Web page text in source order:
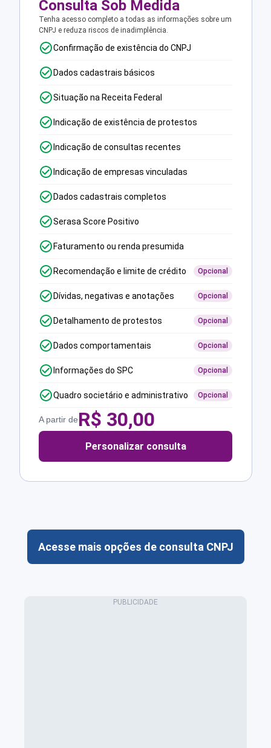
Consulta Sob Medida
Tenha acesso completo a todas as informações sobre um
CNPJ e reduza riscos de inadimplência.
Confirmação de existência do CNPJ
Dados cadastrais básicos
Situação na Receita Federal
Indicação de existência de protestos
Indicação de consultas recentes
Indicação de empresas vinculadas
Dados cadastrais completos
Serasa Score Positivo
Faturamento ou renda presumida
Recomendação e limite de crédito Opcional
Dívidas, negativas e anotações Opcional
Detalhamento de protestos Opcional
Dados comportamentais Opcional
Informações do SPC Opcional
Quadro societário e administrativo Opcional
A partir deR$ 30,00
Personalizar consulta
Acesse mais opções de consulta CNPJ